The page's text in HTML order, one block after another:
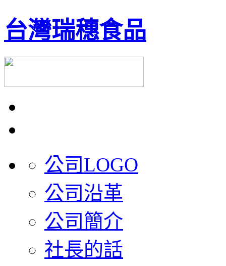
台灣瑞穗食品
公司LOGO
公司沿革
公司簡介
社長的話